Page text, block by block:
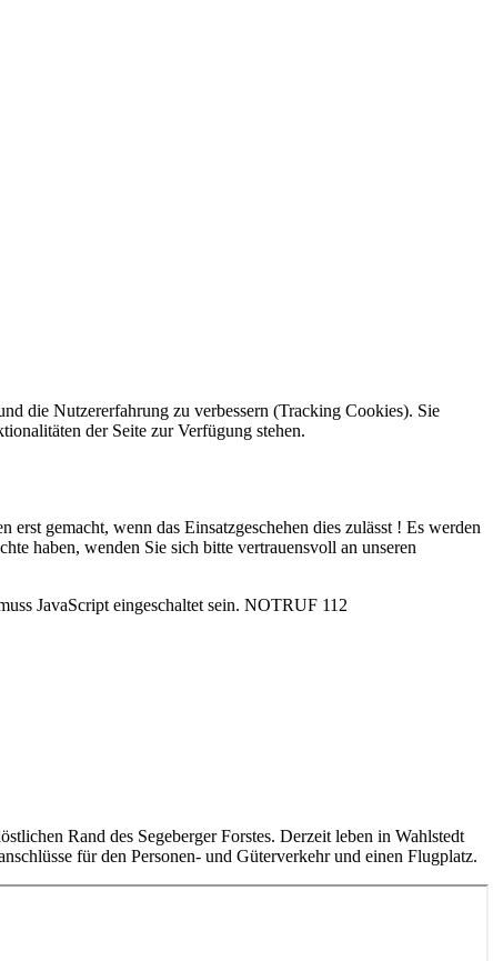
gemacht, wenn das Einsatzgeschehen dies zulässt ! Es werden
haben, wenden Sie sich bitte vertrauensvoll an unseren
JavaScript eingeschaltet sein. NOTRUF 112
Rand des Segeberger Forstes. Derzeit leben in Wahlstedt
für den Personen- und Güterverkehr und einen Flugplatz.
die Nutzererfahrung zu verbessern (Tracking Cookies). Sie
der Seite zur Verfügung stehen.